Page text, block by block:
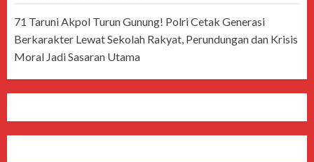
71 Taruni Akpol Turun Gunung! Polri Cetak Generasi
Berkarakter Lewat Sekolah Rakyat, Perundungan dan Krisis
Moral Jadi Sasaran Utama